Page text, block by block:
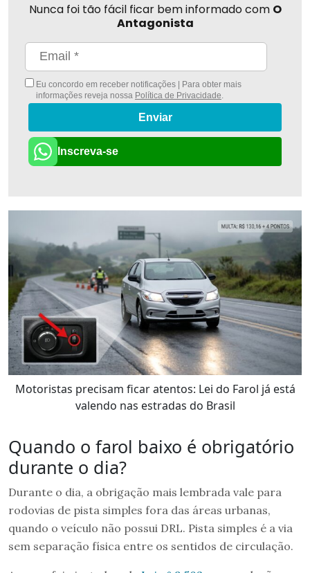
Nunca foi tão fácil ficar bem informado com O
Antagonista
Eu concordo em receber notificações | Para obter mais
informações reveja nossa Política de Privacidade
Enviar
Inscreva-se
Motoristas precisam ficar atentos: Lei do Farol já está
valendo nas estradas do Brasil
Quando o farol baixo é obrigatório
durante o dia?
Durante o dia, a obrigação mais lembrada vale para
rodovias de pista simples fora das áreas urbanas,
quando o veículo não possui DRL. Pista simples é a via
sem separação física entre os sentidos de circulação.